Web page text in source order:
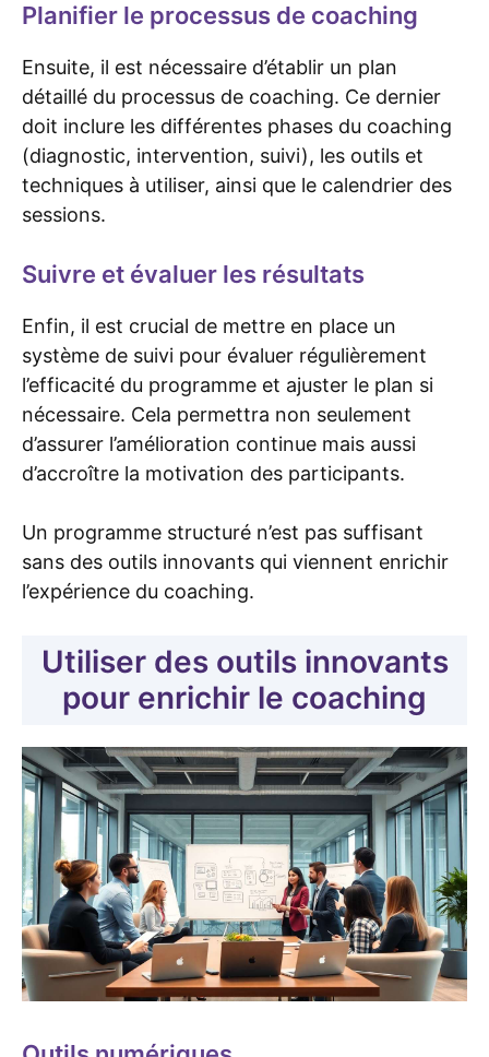
Planifier le processus de coaching
Ensuite, il est nécessaire d’établir un plan
détaillé du processus de coaching. Ce dernier
doit inclure les différentes phases du coaching
(diagnostic, intervention, suivi), les outils et
techniques à utiliser, ainsi que le calendrier des
sessions.
Suivre et évaluer les résultats
Enfin, il est crucial de mettre en place un
système de suivi pour évaluer régulièrement
l’efficacité du programme et ajuster le plan si
nécessaire. Cela permettra non seulement
d’assurer l’amélioration continue mais aussi
d’accroître la motivation des participants.
Un programme structuré n’est pas suffisant
sans des outils innovants qui viennent enrichir
l’expérience du coaching.
Utiliser des outils innovants
pour enrichir le coaching